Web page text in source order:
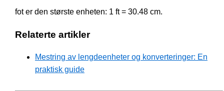
fot er den største enheten: 1 ft = 30.48 cm.
Relaterte artikler
Mestring av lengdeenheter og konverteringer: En
praktisk guide